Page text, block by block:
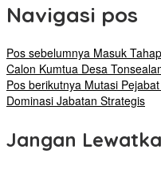
Navigasi pos
Pos sebelumnya Masuk
Calon Kumtua Desa
Pos berikutnya Mutasi
Dominasi Jabatan Strategis
Jangan